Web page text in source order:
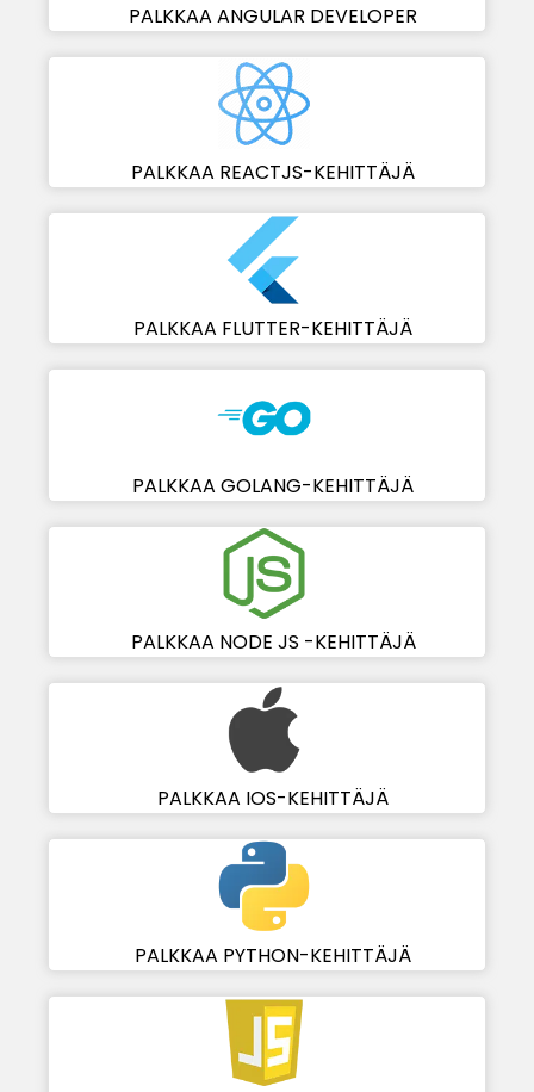
PALKKAA ANGULAR DEVELOPER
PALKKAA REACTJS-KEHITTÄJÄ
PALKKAA FLUTTER-KEHITTÄJÄ
PALKKAA GOLANG-KEHITTÄJÄ
PALKKAA NODE JS -KEHITTÄJÄ
PALKKAA IOS-KEHITTÄJÄ
PALKKAA PYTHON-KEHITTÄJÄ